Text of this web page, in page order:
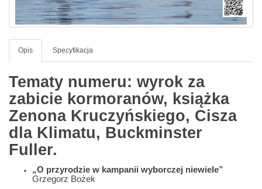
Opis Specyfikacja
Tematy numeru: wyrok za
zabicie kormoranów, książka
Zenona Kruczyńskiego, Cisza
dla Klimatu, Buckminster
Fuller.
„O przyrodzie w kampanii wyborczej niewiele”
Grzegorz Bożek